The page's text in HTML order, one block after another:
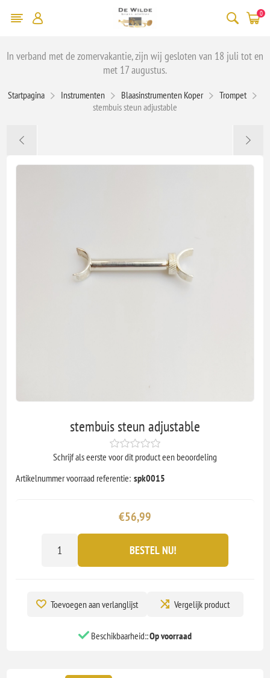
0
In verband met de zomervakantie, zijn wij gesloten van 18 juli tot en
met 17 augustus.
Startpagina Instrumenten Blaasinstrumenten Koper
Trompet
stembuis steun adjustable
stembuis steun adjustable
Schrijf als eerste voor dit product een beoordeling
Artikelnummer voorraad referentie: spk0015
€56,99
BESTEL NU!
Toevoegen aan verlanglijst Vergelijk product
Beschikbaarheid::Op voorraad